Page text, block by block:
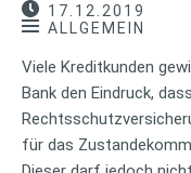
17.12.2019
ALLGEMEIN
Viele Kreditkunden
Bank den Eindruck,
für das